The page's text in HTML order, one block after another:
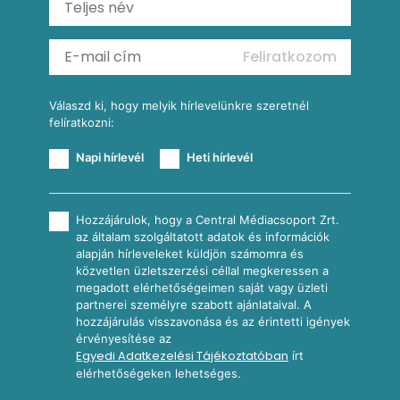
Köretek
Reggeli receptek
Feliratkozom
Válaszd ki, hogy melyik hírlevelünkre szeretnél
felíratkozni:
Napi hírlevél Heti hírlevél
Hozzájárulok, hogy a Central Médiacsoport Zrt.
az általam szolgáltatott adatok és információk
alapján hírleveleket küldjön számomra és
közvetlen üzletszerzési céllal megkeressen a
megadott elérhetőségeimen saját vagy üzleti
partnerei személyre szabott ajánlataival. A
hozzájárulás visszavonása és az érintetti igények
érvényesítése az
Egyedi Adatkezelési Tájékoztatóban írt
elérhetőségeken lehetséges.